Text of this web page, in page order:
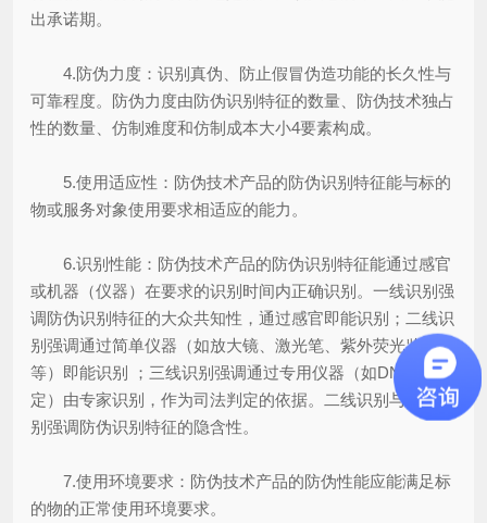
出承诺期。
4.防伪力度：识别真伪、防止假冒伪造功能的长久性与
可靠程度。防伪力度由防伪识别特征的数量、防伪技术独占
性的数量、仿制难度和仿制成本大小4要素构成。
5.使用适应性：防伪技术产品的防伪识别特征能与标的
物或服务对象使用要求相适应的能力。
6.识别性能：防伪技术产品的防伪识别特征能通过感官
或机器（仪器）在要求的识别时间内正确识别。一线识别强
调防伪识别特征的大众共知性，通过感官即能识别；二线识
别强调通过简单仪器（如放大镜、激光笔、紫外荧光鉴别器
等）即能识别 ；三线识别强调通过专用仪器（如DNA鉴
定）由专家识别，作为司法判定的依据。二线识别与三线识
别强调防伪识别特征的隐含性。
7.使用环境要求：防伪技术产品的防伪性能应能满足标
的物的正常使用环境要求。